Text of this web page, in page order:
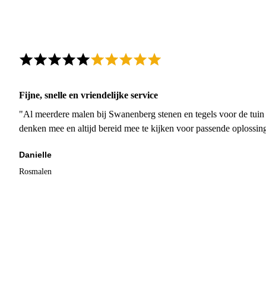
Fijne, snelle en vriendelijke service
"Al meerdere malen bij Swanenberg stenen en tegels voor de
denken mee en altijd bereid mee te kijken voor passende
Danielle
Rosmalen